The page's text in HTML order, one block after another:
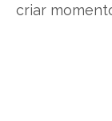
criar